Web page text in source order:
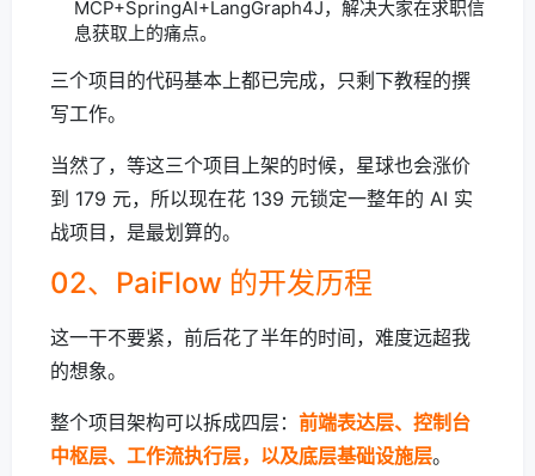
MCP+SpringAI+LangGraph4J，解决大家在求职信
息获取上的痛点。
三个项目的代码基本上都已完成，只剩下教程的撰
写工作。
当然了，等这三个项目上架的时候，星球也会涨价
到 179 元，所以现在花 139 元锁定一整年的 AI 实
战项目，是最划算的。
02、PaiFlow 的开发历程
这一干不要紧，前后花了半年的时间，难度远超我
的想象。
整个项目架构可以拆成四层： 前端表达层、控制台
中枢层、工作流执行层，以及底层基础设施层。